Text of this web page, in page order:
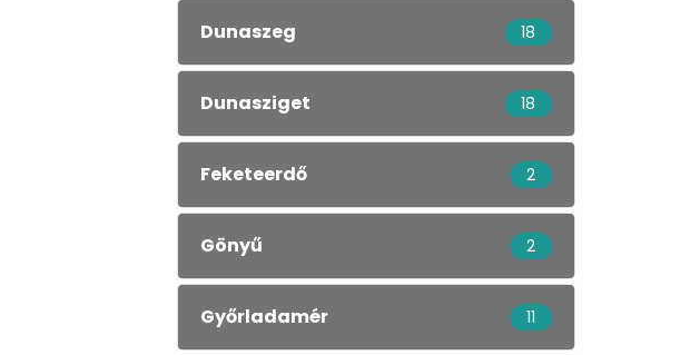
Dunaszeg 18
Dunasziget 18
Feketeerdő 2
Gönyű 2
Győrladamér 11